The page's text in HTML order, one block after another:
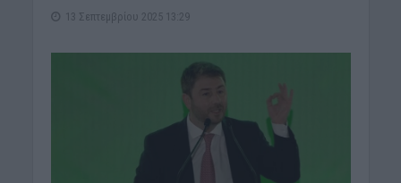
13 Σεπτεμβρίου 2025 13:29